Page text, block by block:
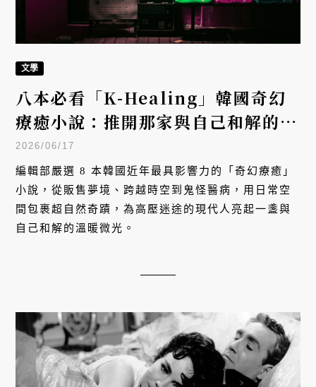
文學
八本必看「K-Healing」韓國奇幻
療癒小說：推開那家與自己和解的神
祕店鋪
2026/06/17
編輯部嚴選 8 本韓國近年最具影響力的「奇幻療癒」
小說，從販售夢境、跨越時空到鬼怪醫病，用日常空
間包裹超自然奇蹟，為高壓迷途的現代人亮起一盞與
自己和解的溫暖微光。